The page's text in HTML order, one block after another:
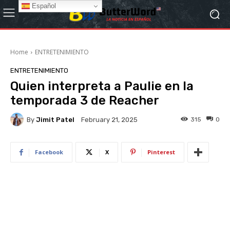
Home ENTRETENIMIENTO
ENTRETENIMIENTO
Quien interpreta a Paulie en la
temporada 3 de Reacher
By Jimit Patel February 21, 2025 0
315
Facebook X Pinterest
Español